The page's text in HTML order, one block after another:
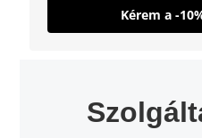
Kérem a -